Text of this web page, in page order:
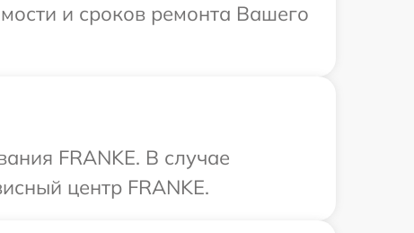
и сроков ремонта Вашего
FRANKE. В случае
центр FRANKE.